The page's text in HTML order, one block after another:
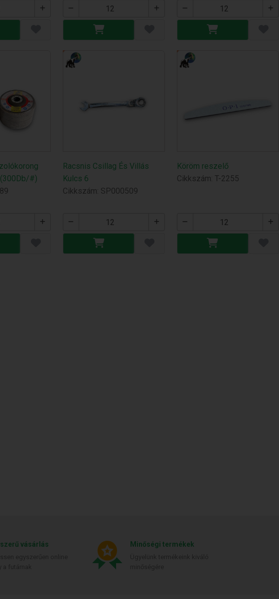
#)
Racsnis Csillag És Villás
Kulcs 6
Cikkszám: SP000509
Köröm reszelő
Cikkszám: T-2255
vásárlás Minőségi termékek